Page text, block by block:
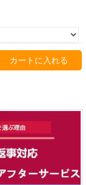
カートに入れる